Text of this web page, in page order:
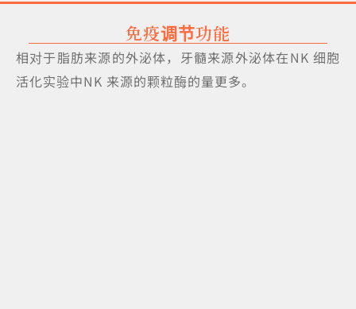
免疫调节功能
相对于脂肪来源的外泌体，牙髓来源外泌体在NK 细胞
活化实验中NK 来源的颗粒酶的量更多。